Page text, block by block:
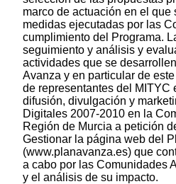
marco de actuación en el que
medidas ejecutadas por las
cumplimiento del Programa.
seguimiento y análisis y
actividades que se
Avanza y en particular de
de representantes del MITYC
difusión, divulgación y
Digitales 2007-2010 en la
Región de Murcia a petición
Gestionar la página web del
(www.planavanza.es) que
a cabo por las Comunidades
y el análisis de su impacto.